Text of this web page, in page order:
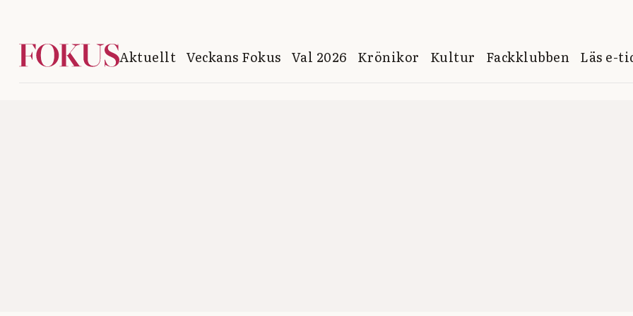
Aktuellt Veckans Fokus Val 2026 Krönikor Kultur Fackklubben Läs e-